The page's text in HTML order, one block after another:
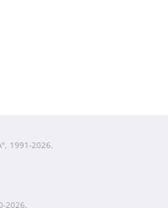
1991-2026.
2026.